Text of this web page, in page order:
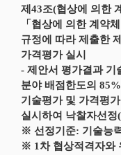
제43조(협상에 의한
「협상에 의한 계약
규정에 따라 제출한
가격평가 실시
- 제안서 평가결과 기
분야 배점한도의
기술평가 및 가격평
실시하여 낙찰자선
※ 선정기준: 기술능
※ 1차 협상적격자와